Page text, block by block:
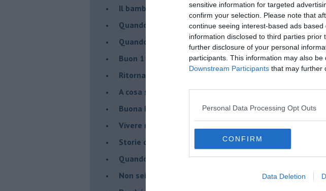
sensitive information for targeted
confirm your selection. Please note that
continue seeing interest-based ads
information disclosed to third parties
further disclosure of your personal
participants. This information may also
Downstream Participants that may further
Personal Data Processing Opt Outs
CONFIRM
Data Deletion
Il bambino, il marshmallow e il tempo
​Quando cambia il nome di una sindrome
​Quando il terapeuta torna a casa
​Buon 1 Maggio!
Ritornare indietro di vent’anni
​A cosa serve davvero la psicoterapia
​Buona Pasqua e … buona rinascita!
​Vivere nell’incertezza
​Storie di rinascita: i Take That
​Quando la rigidità del terapeuta è fondamentale
​Non sei indietro, stai seguendo il tuo tempo